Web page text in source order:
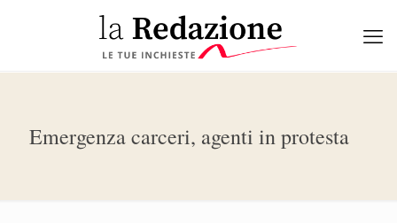
Emergenza carceri, agenti in protesta